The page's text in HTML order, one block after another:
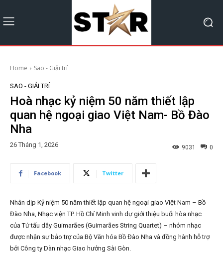
Home Sao - Giải trí
SAO - GIẢI TRÍ
Hoà nhạc kỷ niệm 50 năm thiết lập
quan hệ ngoại giao Việt Nam- Bồ Đào
Nha
26 Tháng 1, 2026 0
9031
Facebook Twitter
Nhân dịp Kỷ niệm 50 năm thiết lập quan hệ ngoại giao Việt Nam – Bồ
Đào Nha, Nhạc viện TP. Hồ Chí Minh vinh dự giới thiệu buổi hòa nhạc
của Tứ tấu dây Guimarães (Guimarães String Quartet) – nhóm nhạc
được nhận sự bảo trợ của Bộ Văn hóa Bồ Đào Nha và đồng hành hỗ trợ
bởi Công ty Dàn nhạc Giao hưởng Sài Gòn.